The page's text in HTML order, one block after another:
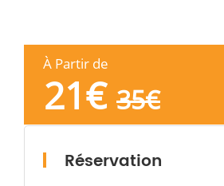
À Partir de
21€ 35€
Réservation